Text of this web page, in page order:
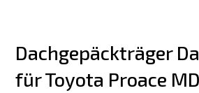
Dachgepäckträger
für Toyota Proace